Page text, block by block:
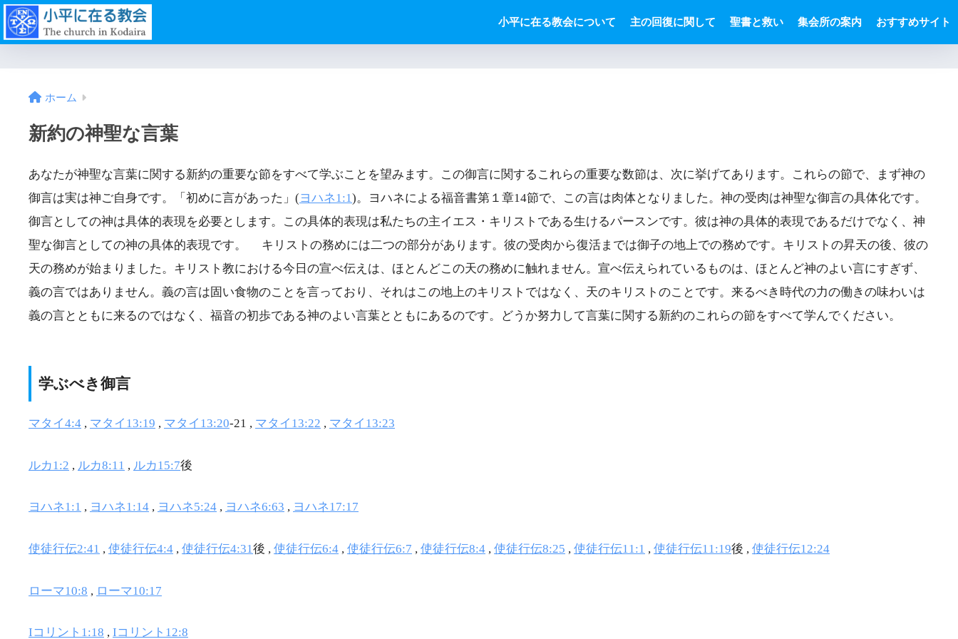
小平に在る教会について 主の回復に関して 聖書と救い 集会所の案内 おすすめサイト
ホーム
新約の神聖な言葉
あなたが神聖な言葉に関する新約の重要な節をすべて学ぶことを望みます。この御言に関するこれらの重要な数節は、次に挙げてあります。これらの節で、まず神の
御言は実は神ご自身です。「初めに言があった」(ヨハネ1:1)。ヨハネによる福音書第１章14節で、この言は肉体となりました。神の受肉は神聖な御言の具体化です。
御言としての神は具体的表現を必要とします。この具体的表現は私たちの主イエス・キリストである生けるパースンです。彼は神の具体的表現であるだけでなく、神
聖な御言としての神の具体的表現です。 キリストの務めには二つの部分があります。彼の受肉から復活までは御子の地上での務めです。キリストの昇天の後、彼の
天の務めが始まりました。キリスト教における今日の宣べ伝えは、ほとんどこの天の務めに触れません。宣べ伝えられているものは、ほとんど神のよい言にすぎず、
義の言ではありません。義の言は固い食物のことを言っており、それはこの地上のキリストではなく、天のキリストのことです。来るべき時代の力の働きの味わいは
義の言とともに来るのではなく、福音の初歩である神のよい言葉とともにあるのです。どうか努力して言葉に関する新約のこれらの節をすべて学んでください。
学ぶべき御言
マタイ4:4 , マタイ13:19 , マタイ13:20-21 , マタイ13:22 , マタイ13:23
ルカ1:2 , ルカ8:11 , ルカ15:7後
ヨハネ1:1 , ヨハネ1:14 , ヨハネ5:24 , ヨハネ6:63 , ヨハネ17:17
使徒行伝2:41 , 使徒行伝4:4 , 使徒行伝4:31後 , 使徒行伝6:4 , 使徒行伝6:7 , 使徒行伝8:4 , 使徒行伝8:25 , 使徒行伝11:1 , 使徒行伝11:19後 , 使徒行伝12:24
ローマ10:8 , ローマ10:17
Iコリント1:18 , Iコリント12:8